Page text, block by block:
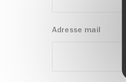
Adresse mail